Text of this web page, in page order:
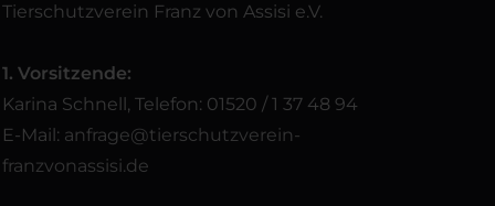
Tierschutzverein Franz von Assisi e.V.
1. Vorsitzende:
Karina Schnell, Telefon: 01520 / 1 37 48 94
E-Mail: anfrage@tierschutzverein-
franzvonassisi.de